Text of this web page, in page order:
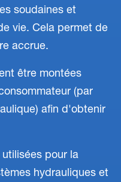
soudaines et
vie. Cela permet de
accrue.
être montées
(par
afin d'obtenir
pour la
hydrauliques et